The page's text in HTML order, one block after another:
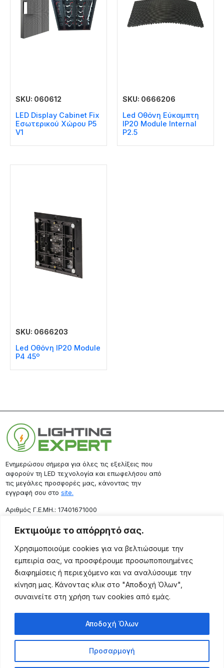
Εκτιμούμε το απόρρητό σας.
Χρησιμοποιούμε cookies για να βελτιώσουμε την
εμπειρία σας, να προσφέρουμε προσωποποιημένες
διαφημίσεις ή περιεχόμενο και να αναλύσουμε την
κίνηση μας. Κάνοντας κλικ στο "Αποδοχή Όλων",
συναινείτε στη χρήση των cookies από εμάς.
Προσαρμογή
Αποδοχή Όλων
SKU: 060612
LED Display Cabinet Fix
Εσωτερικού Χώρου P5
V1
SKU: 0666206
Led Οθόνη Εύκαμπτη
IP20 Module Internal
P2.5
SKU: 0666203
Led Οθόνη IP20 Module
P4 45º
Ενημερώσου σήμερα για όλες τις εξελίξεις που
αφορούν τη LED τεχνολογία και επωφελήσου από
τις μεγάλες προσφορές μας, κάνοντας την
εγγραφή σου στο site.
Aριθμός Γ.Ε.ΜΗ.: 17401671000
Επικοινωνία
Ρόδου 133, Αθήνα 10443
(+30) 211 725 5427
sales@lightingexpert.gr
Χρήσιμες Σελίδες
Προϊόντα